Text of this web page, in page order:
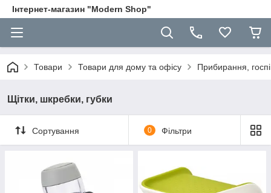
Інтернет-магазин "Modern Shop"
Товари Товари для дому та офісу Прибирання,
Щітки, шкребки, губки
Сортування 0 Фільтри